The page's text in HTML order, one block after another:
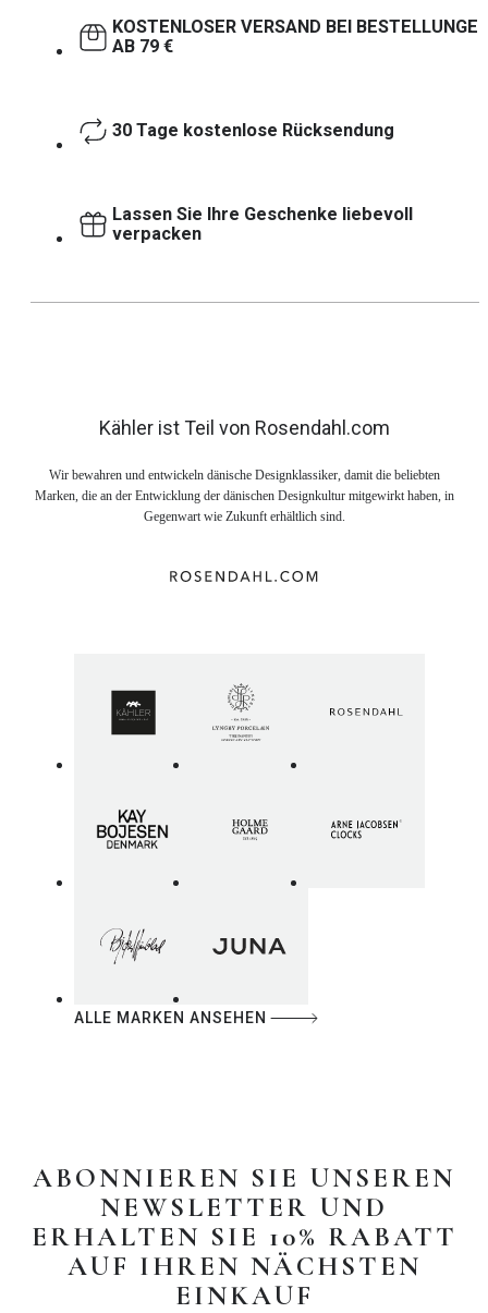
KOSTENLOSER VERSAND BEI
AB 79 €
30 Tage kostenlose Rücksendung
Lassen Sie Ihre Geschenke liebevoll
verpacken
Kähler ist Teil von Rosendahl.com
Wir bewahren und entwickeln dänische Designklassiker, damit die beliebten
Marken, die an der Entwicklung der dänischen Designkultur mitgewirkt haben, in
Gegenwart wie Zukunft erhältlich sind.
ALLE MARKEN ANSEHEN
ABONNIEREN SIE UNSEREN
NEWSLETTER UND
ERHALTEN SIE 10% RABATT
AUF IHREN NÄCHSTEN
EINKAUF